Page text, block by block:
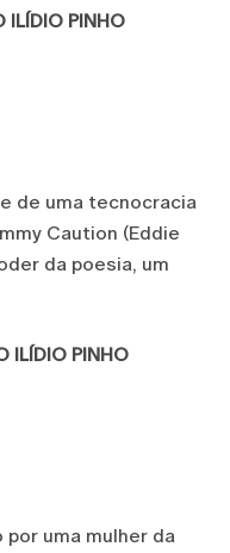
ILÍDIO PINHO
de uma tecnocracia
Caution (Eddie
da poesia, um
ILÍDIO PINHO
por uma mulher da